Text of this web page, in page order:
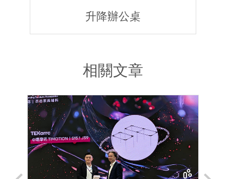
升降辦公桌
相關文章